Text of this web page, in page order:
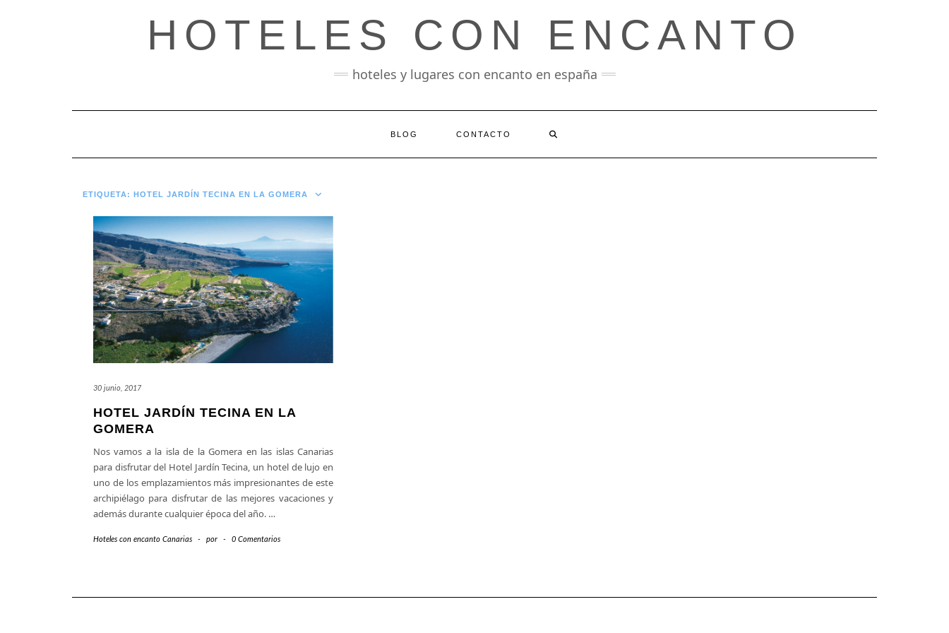
HOTELES CON ENCANTO
hoteles y lugares con encanto en españa
BLOG CONTACTO
ETIQUETA: HOTEL JARDÍN TECINA EN LA GOMERA
30 junio, 2017
HOTEL JARDÍN TECINA EN LA
GOMERA
Nos vamos a la isla de la Gomera en las islas Canarias
para disfrutar del Hotel Jardín Tecina, un hotel de lujo en
uno de los emplazamientos más impresionantes de este
archipiélago para disfrutar de las mejores vacaciones y
además durante cualquier época del año. …
Hoteles con encanto Canarias - por - 0 Comentarios